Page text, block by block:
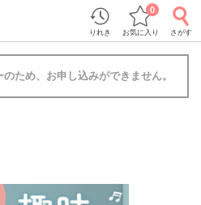
りれき お気に入り
0
さがす
ため、お申し込みができません。